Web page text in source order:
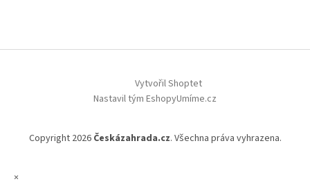
Vytvořil Shoptet
Nastavil tým EshopyUmíme.cz
Copyright 2026 Českázahrada.cz. Všechna práva vyhrazena.
×